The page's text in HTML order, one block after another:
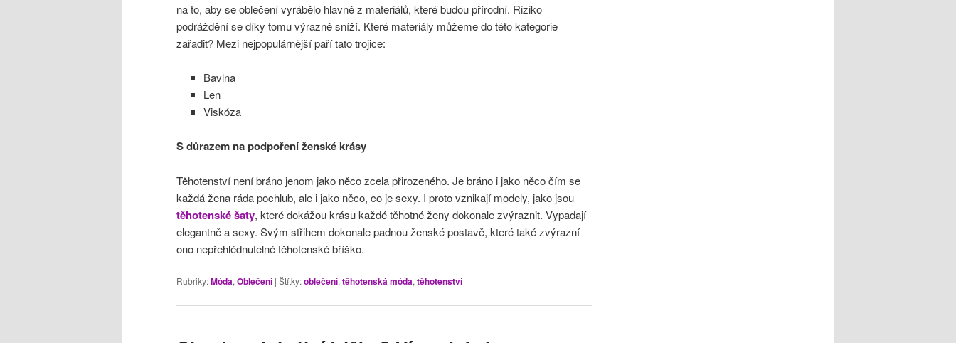
na to, aby se oblečení vyrábělo hlavně z materiálů, které budou přírodní. Riziko
podráždění se díky tomu výrazně sníží. Které materiály můžeme do této kategorie
zařadit? Mezi nejpopulárnější paří tato trojice:
Bavlna
Len
Viskóza
S důrazem na podpoření ženské krásy
Těhotenství není bráno jenom jako něco zcela přirozeného. Je bráno i jako něco čím se
každá žena ráda pochlub, ale i jako něco, co je sexy. I proto vznikají modely, jako jsou
těhotenské šaty, které dokážou krásu každé těhotné ženy dokonale zvýraznit. Vypadají
elegantně a sexy. Svým střihem dokonale padnou ženské postavě, které také zvýrazní
ono nepřehlédnutelné těhotenské bříško.
Rubriky:Móda, Oblečení | Štítky:oblečení, těhotenská móda, těhotenství